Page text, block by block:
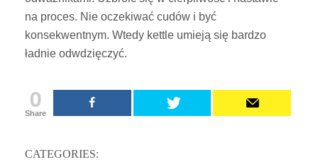
na proces. Nie oczekiwać cudów i być
konsekwentnym. Wtedy kettle umieją się bardzo
ładnie odwdzięczyć.
0
Share
CATEGORIES: